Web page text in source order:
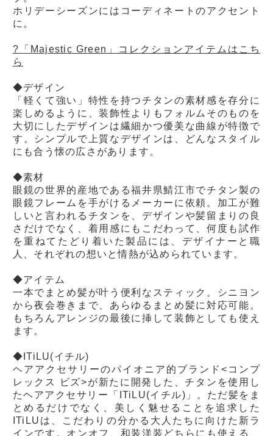
ホリデーシーズンにはコーディネートのアクセント
に。
?「Majestic Green」コレクションアイテムはこち
ら
◆デザイン
「軽くて強い」特性を持つチタンの素材感を存分に
楽しめるように、装飾性よりもフォルムそのものを
大切にしたデザインは繊細かつ優美な曲線が特徴で
す。シンプルで上質なデザインは、どんなスタイル
にも合う懐の広さがあります。
◆素材
眼鏡の世界的産地である福井県鯖江市でチタン製の
眼鏡フレームを手がけるメーカーに依頼。加工が難
しいと言われるチタンを、デザインや髪留まりの良
さだけでなく、着用感にもこだわって、何度も試作
を重ねてたどり着いた製品には、デザイナーと職
人、それぞれの想いと情熱が込められています。
◆アイテム
一本でまとめ髪が叶う便利なスティック。シニヨン
から夜会巻きまで、あらゆるまとめ髪に対応可能。
もちろんアレンジの最後に挿して装飾としても使え
ます。
◆ITiLU(イチル)
ヘアアクセサリーのパイオニア的ブランド<コンプ
レックス ビズ>が新たに開発した、チタンを使用し
たヘアアクセサリー「ITiLU(イチル)」。ただ髪をま
とめるだけでなく、美しく魅せることを追求した
ITiLUは、こだわりの分かる大人たちに向けた新ラ
インです。オンオフ、和装洋装どちらにも使える、